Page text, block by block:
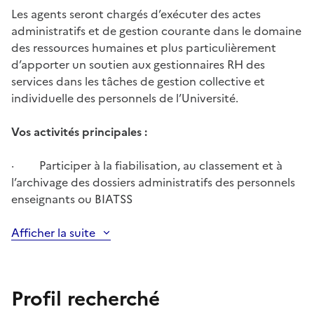
Les agents seront chargés d’exécuter des actes
administratifs et de gestion courante dans le domaine
des ressources humaines et plus particulièrement
d’apporter un soutien aux gestionnaires RH des
services dans les tâches de gestion collective et
individuelle des personnels de l’Université.
Vos activités principales :
· Participer à la fiabilisation, au classement et à
l’archivage des dossiers administratifs des personnels
enseignants ou BIATSS
Afficher la suite
Profil recherché